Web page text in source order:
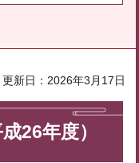
更新日：2026年3月17日
26年度）